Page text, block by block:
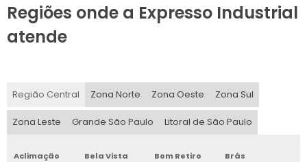
Regiões onde a Expresso Industrial
atende
Região Central Zona Norte Zona Oeste Zona Sul
Zona Leste Grande São Paulo Litoral de São Paulo
Aclimação Bela Vista Bom Retiro
Brás